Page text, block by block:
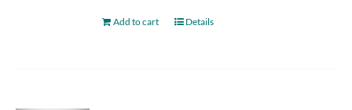
Add to cart Details